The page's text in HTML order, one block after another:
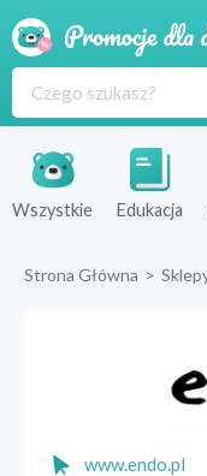
Wszystkie Edukacja
Strona Główna >
www.endo.pl